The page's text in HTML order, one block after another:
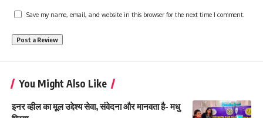
Save my name, email, and website in this browser for the next time I comment.
You Might Also Like
इनर व्हील का मूल उद्देश्य सेवा, संवेदना और मानवता है- मधु